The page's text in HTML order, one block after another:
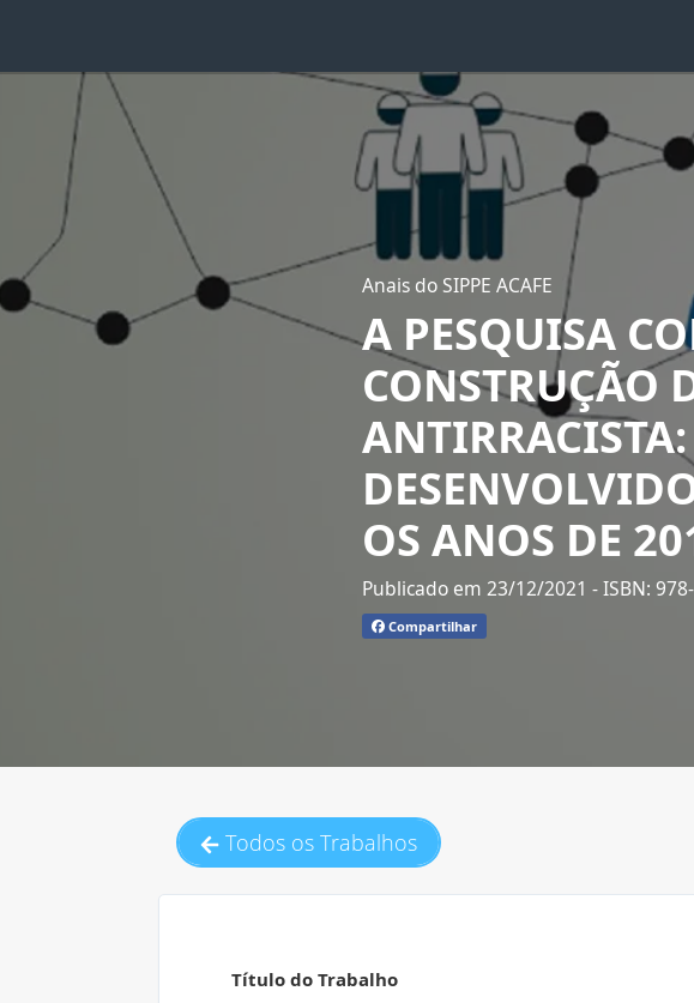
Anais do SIPPE ACAFE
A PESQUISA
CONSTRUÇÃO
ANTIRRACISTA:
OS ANOS DE
Publicado em 23/12/2021- ISBN:
Compartilhar
Todos os Trabalhos
Título do Trabalho